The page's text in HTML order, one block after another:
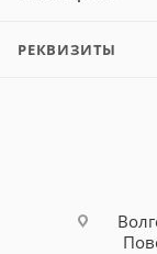
РЕКВИЗИТЫ